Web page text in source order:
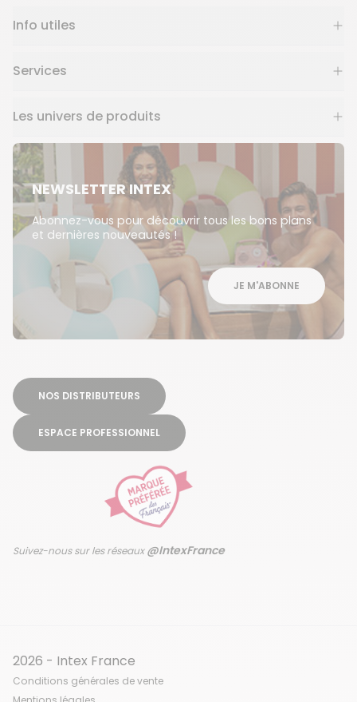
Info utiles
Services
Les univers de produits
NEWSLETTER INTEX
Abonnez-vous pour découvrir tous les bons plans
et dernières nouveautés !
JE M'ABONNE
NOS DISTRIBUTEURS
ESPACE PROFESSIONNEL
Suivez-nous sur les réseaux@IntexFrance
2026 - Intex France
Conditions générales de vente